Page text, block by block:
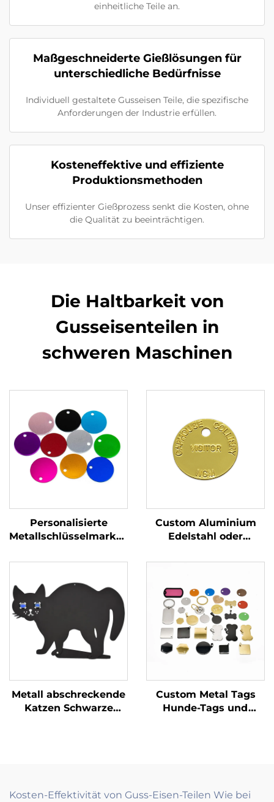
einheitliche Teile an.
Maßgeschneiderte Gießlösungen für
unterschiedliche Bedürfnisse
Individuell gestaltete Gusseisen Teile, die spezifische
Anforderungen der Industrie erfüllen.
Kosteneffektive und effiziente
Produktionsmethoden
Unser effizienter Gießprozess senkt die Kosten, ohne
die Qualität zu beeinträchtigen.
Die Haltbarkeit von
Gusseisenteilen in
schweren Maschinen
Personalisierte
Metallschlüsselmarken
Blöcke Marken mit
Gravierlogo
Custom Aluminium
Edelstahl oder
Gravierter Hunde-ID-
Metall abschreckende
Katzen Schwarze
Custom Metal Tags
Hunde-Tags und
Kosten-Effektivität von Guss-Eisen-Teilen Wie bei